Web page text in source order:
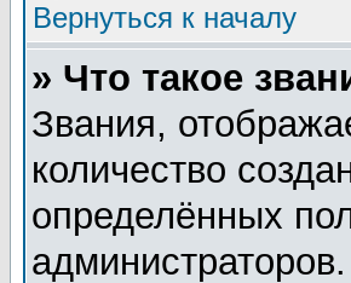
Вернуться к началу
» Что такое
Звания,
количество
определённых